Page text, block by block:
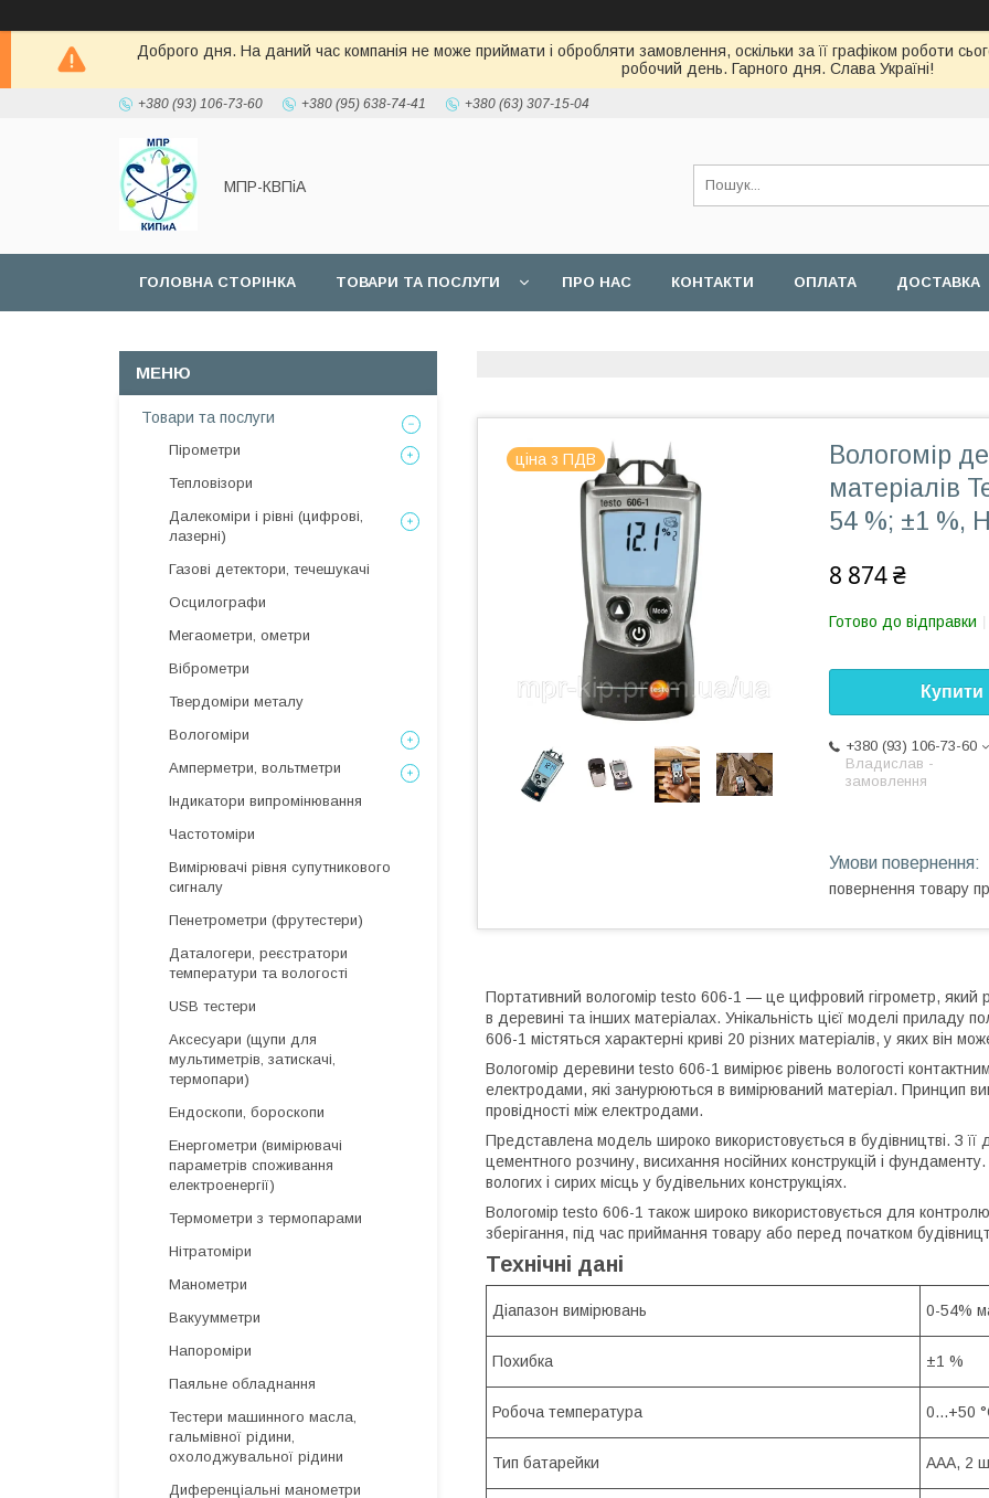
Доброго дня. На даний час компанія не може приймати і обробляти замовлення, оскільки за її графіком роботи
робочий день. Гарного дня. Слава Україні!
+380 (93) 106-73-60 +380 (95) 638-74-41 +380 (63) 307-15-04
МПР-КВПіА
ГОЛОВНА СТОРІНКА ТОВАРИ ТА ПОСЛУГИ ПРО НАС КОНТАКТИ ОПЛАТА ДОСТАВКА
ціна з ПДВ
Вологомір
матеріалів
54 %; ±1 %,
8 874 ₴
Готово до відправки
Купити
+380 (93) 106-73-60
Владислав -
замовлення
повернення товару
Портативний вологомір testo 606-1 — це цифровий гігрометр, який
в деревині та інших матеріалах. Унікальність цієї моделі приладу
606-1 містяться характерні криві 20 різних матеріалів, у яких він
Вологомір деревини testo 606-1 вимірює рівень вологості
електродами, які занурюються в вимірюваний матеріал. Принцип
провідності між електродами.
Представлена модель широко використовується в будівництві. З її
цементного розчину, висихання носійних конструкцій і
вологих і сирих місць у будівельних конструкціях.
Вологомір testo 606-1 також широко використовується для
зберігання, під час приймання товару або перед початком
Технічні дані
Діапазон вимірювань 0-54%
Похибка ±1 %
Робоча температура 0...+50
Тип батарейки ААА, 2
Товари та послуги
Пірометри
Тепловізори
Далекоміри і рівні (цифрові,
лазерні)
Газові детектори, течешукачі
Осцилографи
Мегаометри, ометри
Віброметри
Твердоміри металу
Вологоміри
Амперметри, вольтметри
Індикатори випромінювання
Частотоміри
Вимірювачі рівня супутникового
сигналу
Пенетрометри (фрутестери)
Даталогери, реєстратори
температури та вологості
USB тестери
Аксесуари (щупи для
мультиметрів, затискачі,
термопари)
Ендоскопи, бороскопи
Енергометри (вимірювачі
параметрів споживання
електроенергії)
Термометри з термопарами
Нітратоміри
Манометри
Вакуумметри
Напороміри
Паяльне обладнання
Тестери машинного масла,
гальмівної рідини,
охолоджувальної рідини
Диференціальні манометри